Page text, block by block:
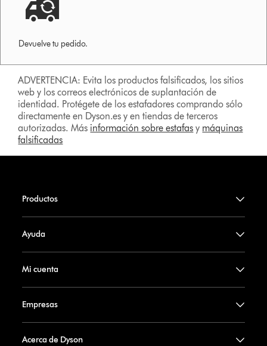
Devuelve tu pedido.
ADVERTENCIA: Evita los productos falsificados, los sitios
web y los correos electrónicos de suplantación de
identidad. Protégete de los estafadores comprando sólo
directamente en Dyson.es y en tiendas de terceros
autorizadas. Más información sobre estafas y máquinas
falsificadas
Productos
Ayuda
Mi cuenta
Empresas
Acerca de Dyson